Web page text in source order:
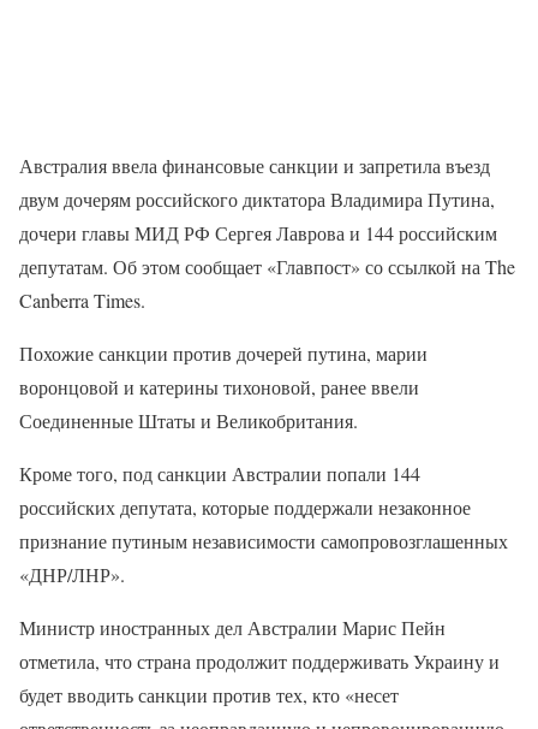
Австралия ввела финансовые санкции и запретила въезд
двум дочерям российского диктатора Владимира Путина,
дочери главы МИД РФ Сергея Лаврова и 144 российским
депутатам. Об этом сообщает «Главпост» со ссылкой на The
Canberra Times.
Похожие санкции против дочерей путина, марии
воронцовой и катерины тихоновой, ранее ввели
Соединенные Штаты и Великобритания.
Кроме того, под санкции Австралии попали 144
российских депутата, которые поддержали незаконное
признание путиным независимости самопровозглашенных
«ДНР/ЛНР».
Министр иностранных дел Австралии Марис Пейн
отметила, что страна продолжит поддерживать Украину и
будет вводить санкции против тех, кто «несет